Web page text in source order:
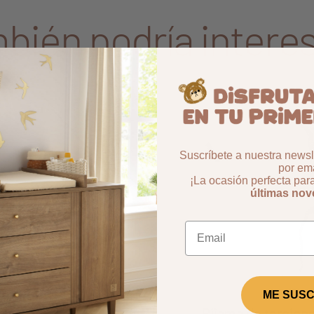
podría
Aggiungi ai preferiti
borrar favoritos -51,61%
Suscríbete a nuestra
por
¡La ocasión perfecta
últimas
ME